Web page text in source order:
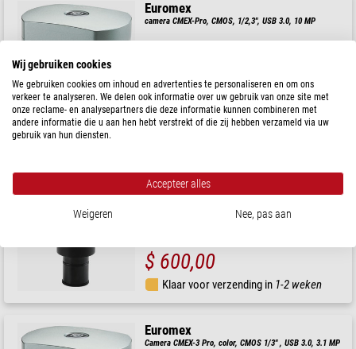
Euromex
camera CMEX-Pro, CMOS, 1/2,3", USB 3.0, 10 MP
( 3 / 5 )
$ 650,00
Klaar voor verzending in1-2 weken
Euromex
Camera CMEX-5 Pro, CMOS 1/2.5" , USB 3.0, 5.0 MP
$ 600,00
Klaar voor verzending in 1-2 weken
Euromex
Camera CMEX-3 Pro, color, CMOS 1/3" , USB 3.0, 3.1 MP
Wij gebruiken cookies
We gebruiken cookies om inhoud en advertenties te personaliseren en om ons
verkeer te analyseren. We delen ook informatie over uw gebruik van onze site met
onze reclame- en analysepartners die deze informatie kunnen combineren met
andere informatie die u aan hen hebt verstrekt of die zij hebben verzameld via uw
gebruik van hun diensten.
Accepteer alles
Weigeren Nee, pas aan